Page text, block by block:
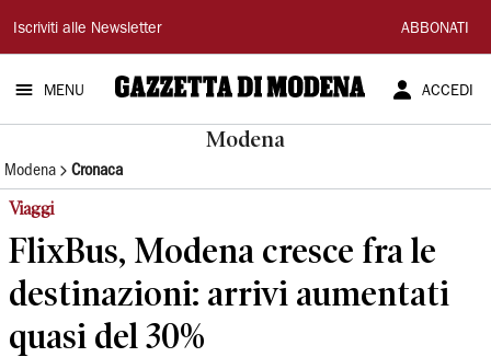
Gazzetta
di
Modena
Iscriviti alle Newsletter ABBONATI
MENU ACCEDI
Modena
Modena Cronaca
Viaggi
FlixBus, Modena cresce fra le
destinazioni: arrivi aumentati
quasi del 30%